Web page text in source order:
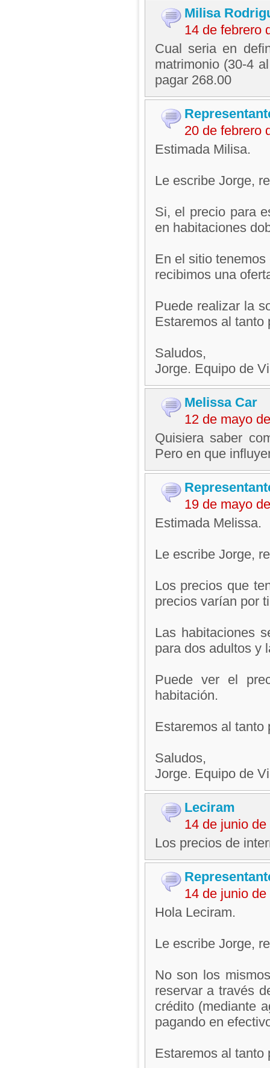
Milisa
14 de febrero
Cual seria en
matrimonio (30-4
pagar 268.00
20 de febrero
Estimada Milisa.
Le escribe Jorge,
Si, el precio para
en habitaciones
En el sitio
recibimos una
Puede realizar la
Estaremos al tanto
Saludos,
Jorge. Equipo de
Melissa Car
12 de mayo
Quisiera saber
Pero en que
19 de mayo
Estimada Melissa.
Le escribe Jorge,
Los precios que
precios varían por
Las habitaciones
para dos adultos y
Puede ver el
habitación.
Estaremos al tanto
Saludos,
Jorge. Equipo de
Leciram
14 de junio
Los precios de
14 de junio
Hola Leciram.
Le escribe Jorge,
No son los
reservar a través
crédito (mediante
pagando en
Estaremos al tanto